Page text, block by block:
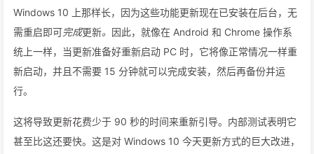
Windows 10 上那样长，因为这些功能更新现在已安装在后台，无
需重启即可完成更新。 因此，就像在 Android 和 Chrome 操作系
统上一样，当更新准备好重新启动 PC 时，它将像正常情况一样重
新启动，并且不需要 15 分钟就可以完成安装，然后再备份并运
行。
这将导致更新花费少于 90 秒的时间来重新引导。内部测试表明它
甚至比这还要快。这是对 Windows 10 今天更新方式的巨大改进，